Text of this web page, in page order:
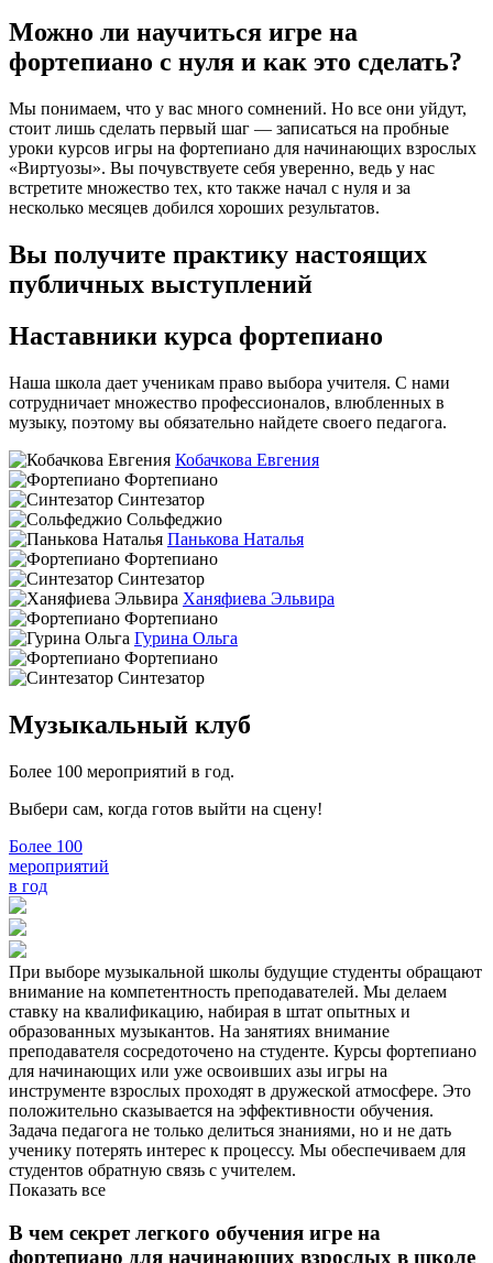
Можно ли научиться игре на
фортепиано с нуля и как это сделать?
Мы понимаем, что у вас много сомнений. Но все они уйдут,
стоит лишь сделать первый шаг — записаться на пробные
уроки курсов игры на фортепиано для начинающих взрослых
«Виртуозы». Вы почувствуете себя уверенно, ведь у нас
встретите множество тех, кто также начал с нуля и за
несколько месяцев добился хороших результатов.
Вы получите практику настоящих
публичных выступлений
Наставники курса фортепиано
Наша школа дает ученикам право выбора учителя. С нами
сотрудничает множество профессионалов, влюбленных в
музыку, поэтому вы обязательно найдете своего педагога.
Кобачкова Евгения
Фортепиано
Синтезатор
Сольфеджио
Панькова Наталья
Фортепиано
Синтезатор
Ханяфиева Эльвира
Фортепиано
Гурина Ольга
Фортепиано
Синтезатор
Музыкальный клуб
Более 100 мероприятий в год.
Выбери сам, когда готов выйти на сцену!
Более 100
мероприятий
в год
При выборе музыкальной школы будущие студенты обращают
внимание на компетентность преподавателей. Мы делаем
ставку на квалификацию, набирая в штат опытных и
образованных музыкантов. На занятиях внимание
преподавателя сосредоточено на студенте. Курсы фортепиано
для начинающих или уже освоивших азы игры на
инструменте взрослых проходят в дружеской атмосфере. Это
положительно сказывается на эффективности обучения.
Задача педагога не только делиться знаниями, но и не дать
ученику потерять интерес к процессу. Мы обеспечиваем для
студентов обратную связь с учителем.
Показать все
В чем секрет легкого обучения игре на
фортепиано для начинающих взрослых в школе